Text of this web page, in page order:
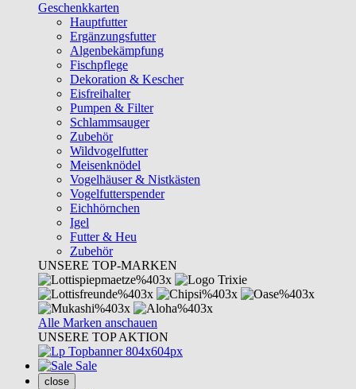
Geschenkkarten
Hauptfutter
Ergänzungsfutter
Algenbekämpfung
Fischpflege
Dekoration & Kescher
Eisfreihalter
Pumpen & Filter
Schlammsauger
Zubehör
Wildvogelfutter
Meisenknödel
Vogelhäuser & Nistkästen
Vogelfutterspender
Eichhörnchen
Igel
Futter & Heu
Zubehör
UNSERE TOP-MARKEN
Alle Marken anschauen
UNSERE TOP AKTION
Sale
close